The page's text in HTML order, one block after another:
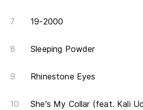
19-2000
Sleeping Powder
Rhinestone Eyes
She's My Collar (feat. Kali